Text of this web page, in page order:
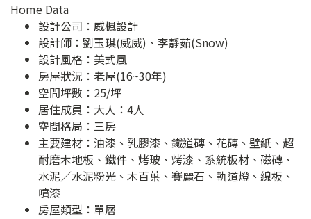
Home Data
設計公司： 威楓設計
設計師：劉玉琪(威威)、李靜茹(Snow)
設計風格：美式風
房屋狀況：老屋(16~30年)
空間坪數：25/坪
居住成員：大人：4人
空間格局：三房
主要建材：油漆、乳膠漆、鐵道磚、花磚、壁紙、超
耐磨木地板、鐵件、烤玻、烤漆、系統板材、磁磚、
水泥／水泥粉光、木百葉、賽麗石、軌道燈、線板、
噴漆
房屋類型：單層